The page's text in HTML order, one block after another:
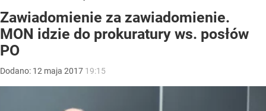
Zawiadomienie za zawiadomienie.
MON idzie do prokuratury ws. posłów
PO
Dodano: 12 maja 2017 19:15